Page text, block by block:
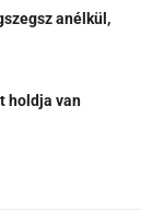
anélkül,
holdja van